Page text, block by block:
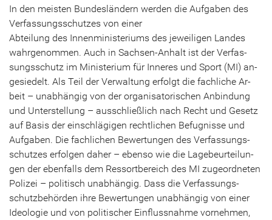
In den meis­ten Bun­des­län­dern wer­den die Auf­ga­ben des
Ver­fas­sungs­schut­zes von einer
Ab­tei­lung des In­nen­mi­nis­te­ri­ums des je­wei­li­gen Lan­des
wahr­ge­nom­men. Auch in Sachsen-​Anhalt ist der Ver­fas­
sungs­schutz im Mi­nis­te­ri­um für In­ne­res und Sport (MI) an­
ge­sie­delt. Als Teil der Ver­wal­tung er­folgt die fach­li­che Ar­
beit – un­ab­hän­gig von der or­ga­ni­sa­to­ri­schen An­bin­dung
und Un­ter­stel­lung – aus­schließ­lich nach Recht und Ge­setz
auf Basis der ein­schlä­gi­gen recht­li­chen Be­fug­nis­se und
Auf­ga­ben. Die fach­li­chen Be­wer­tun­gen des Ver­fas­sungs­
schut­zes er­fol­gen daher – eben­so wie die La­ge­be­ur­tei­lun­
gen der eben­falls dem Res­sort­be­reich des MI zu­ge­ord­ne­ten
Po­li­zei – po­li­tisch un­ab­hän­gig. Dass die Ver­fas­sungs­
schutz­be­hör­den ihre Be­wer­tun­gen un­ab­hän­gig von einer
Ideo­lo­gie und von po­li­ti­scher Ein­fluss­nah­me vor­neh­men,